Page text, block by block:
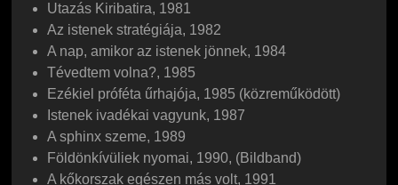
Utazás Kiribatira, 1981
Az istenek stratégiája, 1982
A nap, amikor az istenek jönnek, 1984
Tévedtem volna?, 1985
Ezékiel próféta űrhajója, 1985 (közreműködött)
Istenek ivadékai vagyunk, 1987
A sphinx szeme, 1989
Földönkívüliek nyomai, 1990, (Bildband)
A kőkorszak egészen más volt, 1991